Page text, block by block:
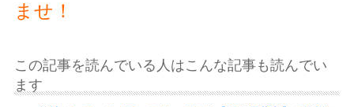
ませ！
この記事を読んでいる人はこんな記事も読んでい
ます